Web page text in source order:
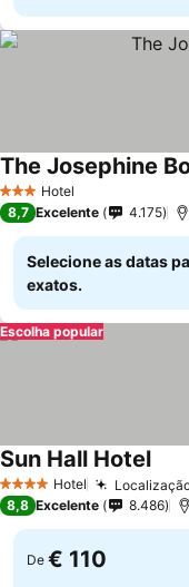
3 EstrelasHotel
The Josephine
8,7 Excelente 4.175
Selecione as datas
exatos.
Escolha popular
4 EstrelasHotel
Sun Hall HotelVer
8,8 Excelente 8.486
De € 110